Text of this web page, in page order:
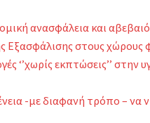
ανασφάλεια και
Εξασφάλισης στους χώρους
‘’χωρίς εκπτώσεις’’ στην
-με διαφανή τρόπο – να